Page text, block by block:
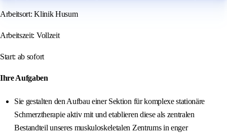
Arbeitsort: Klinik Husum
Arbeitszeit: Vollzeit
Start: ab sofort
Ihre Aufgaben
Sie gestalten den Aufbau einer Sektion für komplexe stationäre
Schmerztherapie aktiv mit und etablieren diese als zentralen
Bestandteil unseres muskuloskeletalen Zentrums in enger